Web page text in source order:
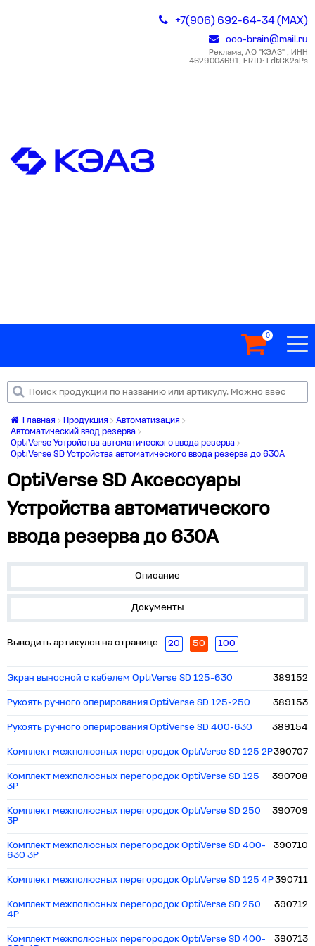
+7(906) 692-64-34 (MAX)
ooo-brain@mail.ru
Реклама, АО "КЭАЗ" , ИНН
4629003691, ERID: LdtCK2sPs
0
Главная Продукция
Автоматизация
Автоматический ввод резерва
OptiVerse Устройства автоматического ввода резерва
OptiVerse SD Устройства автоматического ввода резерва до 630А
OptiVerse SD Аксесcуары
Устройства автоматического
ввода резерва до 630А
Описание
Документы
Выводить артикулов на странице 20 50 100
Экран выносной с кабелем OptiVerse SD 125-630 389152
Рукоять ручного оперирования OptiVerse SD 125-250 389153
Рукоять ручного оперирования OptiVerse SD 400-630 389154
Комплект межполюсных перегородок OptiVerse SD 125 2P390707
Комплект межполюсных перегородок OptiVerse SD 125
3P
390708
Комплект межполюсных перегородок OptiVerse SD 250
3P
390709
Комплект межполюсных перегородок OptiVerse SD 400-
630 3P
390710
Комплект межполюсных перегородок OptiVerse SD 125 4P390711
Комплект межполюсных перегородок OptiVerse SD 250
4P
390712
Комплект межполюсных перегородок OptiVerse SD 400-
390713